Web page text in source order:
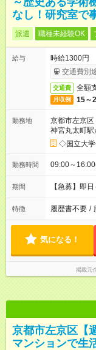
なし！研究室で
派遣 職種未経験OK
給与
時給1300円
交通費別
交通費 全額
月収例 15～
勤務地
京都市左京区
神宮丸太町
◇国立大学
勤務時間 09:00～
期間 【急募】即
特徴 履歴書不要 /
気になる！
掲載元
京都市左京区【
マンションで生